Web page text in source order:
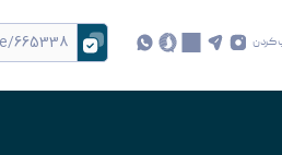
کردن